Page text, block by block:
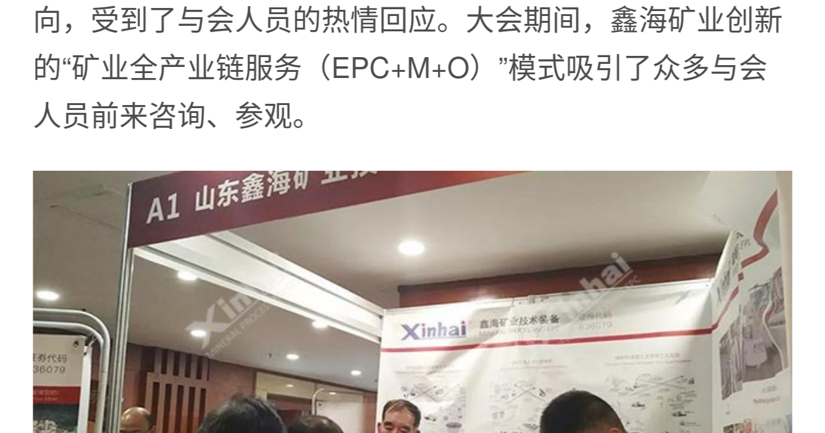
向，受到了与会人员的热情回应。大会期间，鑫海矿业创新
的“矿业全产业链服务（EPC+M+O）”模式吸引了众多与会
人员前来咨询、参观。